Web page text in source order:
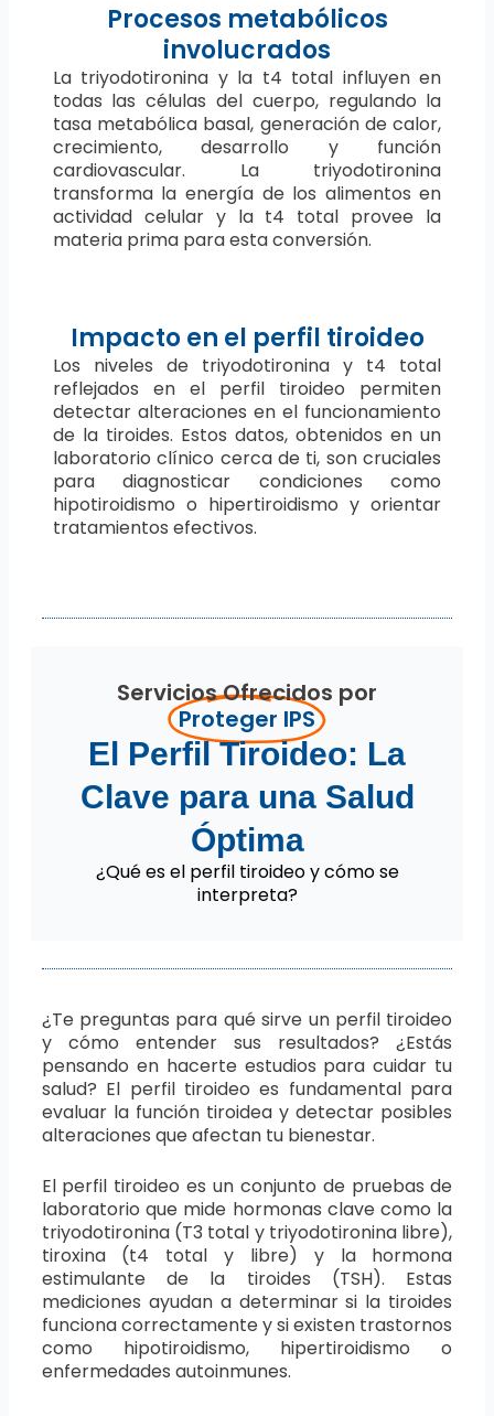
Procesos metabólicos
involucrados
La triyodotironina y la t4 total influyen en
todas las células del cuerpo, regulando la
tasa metabólica basal, generación de calor,
crecimiento, desarrollo y función
cardiovascular. La triyodotironina
transforma la energía de los alimentos en
actividad celular y la t4 total provee la
materia prima para esta conversión.
Impacto en el perfil tiroideo
Los niveles de triyodotironina y t4 total
reflejados en el perfil tiroideo permiten
detectar alteraciones en el funcionamiento
de la tiroides. Estos datos, obtenidos en un
laboratorio clínico cerca de ti, son cruciales
para diagnosticar condiciones como
hipotiroidismo o hipertiroidismo y orientar
tratamientos efectivos.
Servicios Ofrecidos por
Proteger IPS
El Perfil Tiroideo: La
Clave para una Salud
Óptima
¿Qué es el perfil tiroideo y cómo se
interpreta?
¿Te preguntas para qué sirve un perfil tiroideo
y cómo entender sus resultados? ¿Estás
pensando en hacerte estudios para cuidar tu
salud? El perfil tiroideo es fundamental para
evaluar la función tiroidea y detectar posibles
alteraciones que afectan tu bienestar.
El perfil tiroideo es un conjunto de pruebas de
laboratorio que mide hormonas clave como la
triyodotironina (T3 total y triyodotironina libre),
tiroxina (t4 total y libre) y la hormona
estimulante de la tiroides (TSH). Estas
mediciones ayudan a determinar si la tiroides
funciona correctamente y si existen trastornos
como hipotiroidismo, hipertiroidismo o
enfermedades autoinmunes.